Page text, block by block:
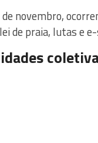
novembro,
de praia, lutas e